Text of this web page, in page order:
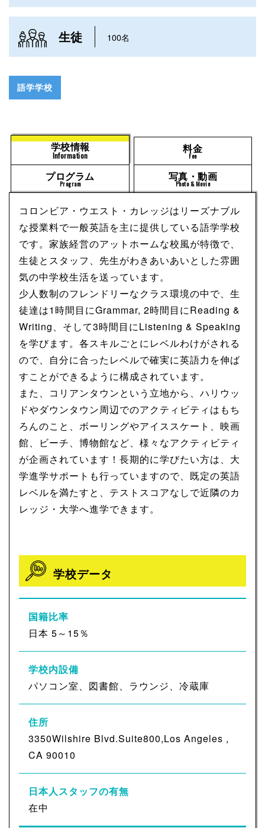
生徒 100名
語学学校
学校情報
Information
料金
Fee
プログラム
Program
写真・動画
Photo & Movie
コロンビア・ウエスト・カレッジはリーズナブル
な授業料で一般英語を主に提供している語学学校
です。家族経営のアットホームな校風が特徴で、
生徒とスタッフ、先生がわきあいあいとした雰囲
気の中学校生活を送っています。
少人数制のフレンドリーなクラス環境の中で、生
徒達は1時間目にGrammar, 2時間目にReading &
Writing、そして3時間目にListening & Speaking
を学びます。各スキルごとにレベルわけがされる
ので、自分に合ったレベルで確実に英語力を伸ば
すことができるように構成されています。
また、コリアンタウンという立地から、ハリウッ
ドやダウンタウン周辺でのアクティビティはもち
ろんのこと、ボーリングやアイススケート、映画
館、ビーチ、博物館など、様々なアクティビティ
が企画されています！長期的に学びたい方は、大
学進学サポートも行っていますので、既定の英語
レベルを満たすと、テストスコアなしで近隣のカ
レッジ・大学へ進学できます。
学校データ
国籍比率
日本 5～15％
学校内設備
パソコン室、図書館、ラウンジ、冷蔵庫
住所
3350Wilshire Blvd.Suite800,Los Angeles ,
CA 90010
日本人スタッフの有無
在中